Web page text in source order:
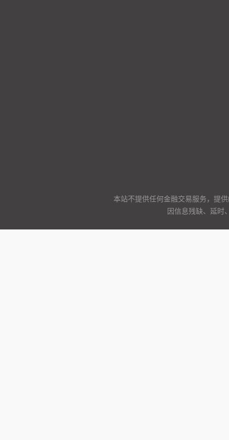
本站不提供任何金融交易服务，提
因信息残缺、延时